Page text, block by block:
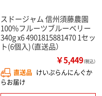
スドージャム 信州須藤農園
100%フルーツブルーベリー
340g x6 4901815881470 1セッ
ト(6個入)（直送品）
￥5,449（税込）
直送品 けいぷらんにんぐか
らお届け